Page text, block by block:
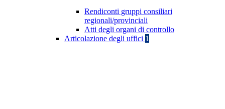
Rendiconti gruppi consiliari
regionali/provinciali
Atti degli organi di controllo
Articolazione degli uffici 1